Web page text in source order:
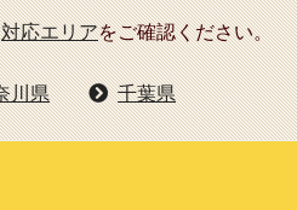
対応エリアをご確認ください。
川県 千葉県